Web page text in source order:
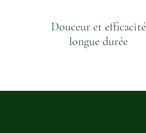
Douceur et efficacité
longue durée